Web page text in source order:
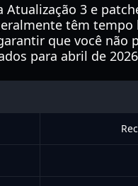
Atualização 3 e
têm
que você não
para abril de